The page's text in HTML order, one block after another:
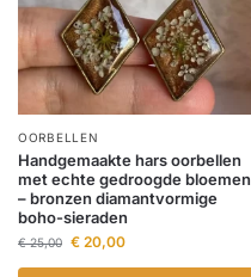
OORBELLEN
Handgemaakte hars oorbellen
met echte gedroogde bloemen
– bronzen diamantvormige
boho-sieraden
€25,00 € 20,00